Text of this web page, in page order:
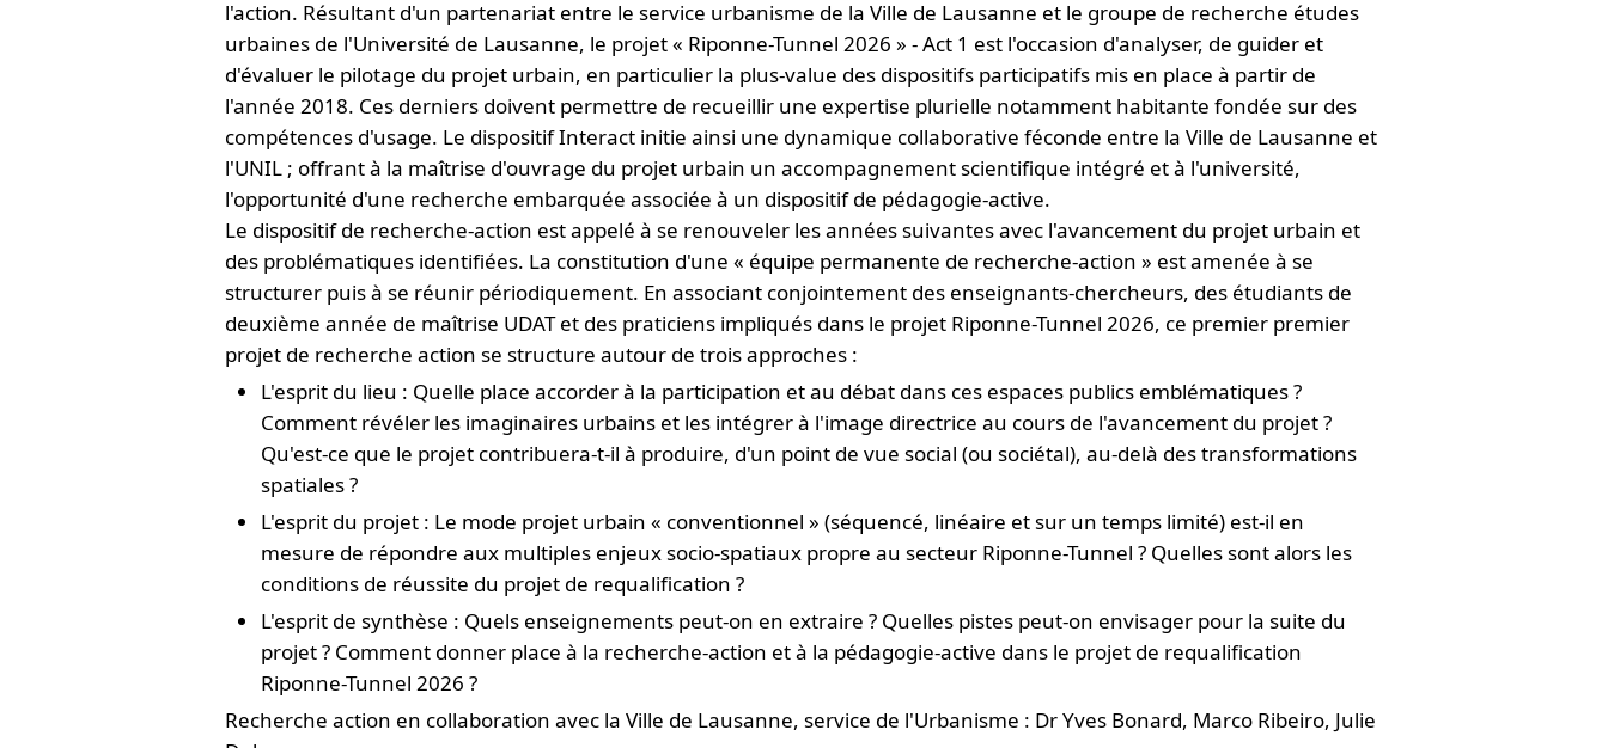
l'action. Résultant d'un partenariat entre le service urbanisme de la Ville de Lausanne et le groupe de recherche études
urbaines de l'Université de Lausanne, le projet « Riponne-Tunnel 2026 » - Act 1 est l'occasion d'analyser, de guider et
d'évaluer le pilotage du projet urbain, en particulier la plus-value des dispositifs participatifs mis en place à partir de
l'année 2018. Ces derniers doivent permettre de recueillir une expertise plurielle notamment habitante fondée sur des
compétences d'usage. Le dispositif Interact initie ainsi une dynamique collaborative féconde entre la Ville de Lausanne et
l'UNIL ; offrant à la maîtrise d'ouvrage du projet urbain un accompagnement scientifique intégré et à l'université,
l'opportunité d'une recherche embarquée associée à un dispositif de pédagogie-active.
Le dispositif de recherche-action est appelé à se renouveler les années suivantes avec l'avancement du projet urbain et
des problématiques identifiées. La constitution d'une « équipe permanente de recherche-action » est amenée à se
structurer puis à se réunir périodiquement. En associant conjointement des enseignants-chercheurs, des étudiants de
deuxième année de maîtrise UDAT et des praticiens impliqués dans le projet Riponne-Tunnel 2026, ce premier premier
projet de recherche action se structure autour de trois approches :
L'esprit du lieu : Quelle place accorder à la participation et au débat dans ces espaces publics emblématiques ?
Comment révéler les imaginaires urbains et les intégrer à l'image directrice au cours de l'avancement du projet ?
Qu'est-ce que le projet contribuera-t-il à produire, d'un point de vue social (ou sociétal), au-delà des transformations
spatiales ?
L'esprit du projet : Le mode projet urbain « conventionnel » (séquencé, linéaire et sur un temps limité) est-il en
mesure de répondre aux multiples enjeux socio-spatiaux propre au secteur Riponne-Tunnel ? Quelles sont alors les
conditions de réussite du projet de requalification ?
L'esprit de synthèse : Quels enseignements peut-on en extraire ? Quelles pistes peut-on envisager pour la suite du
projet ? Comment donner place à la recherche-action et à la pédagogie-active dans le projet de requalification
Riponne-Tunnel 2026 ?
Recherche action en collaboration avec la Ville de Lausanne, service de l'Urbanisme : Dr Yves Bonard, Marco Ribeiro, Julie